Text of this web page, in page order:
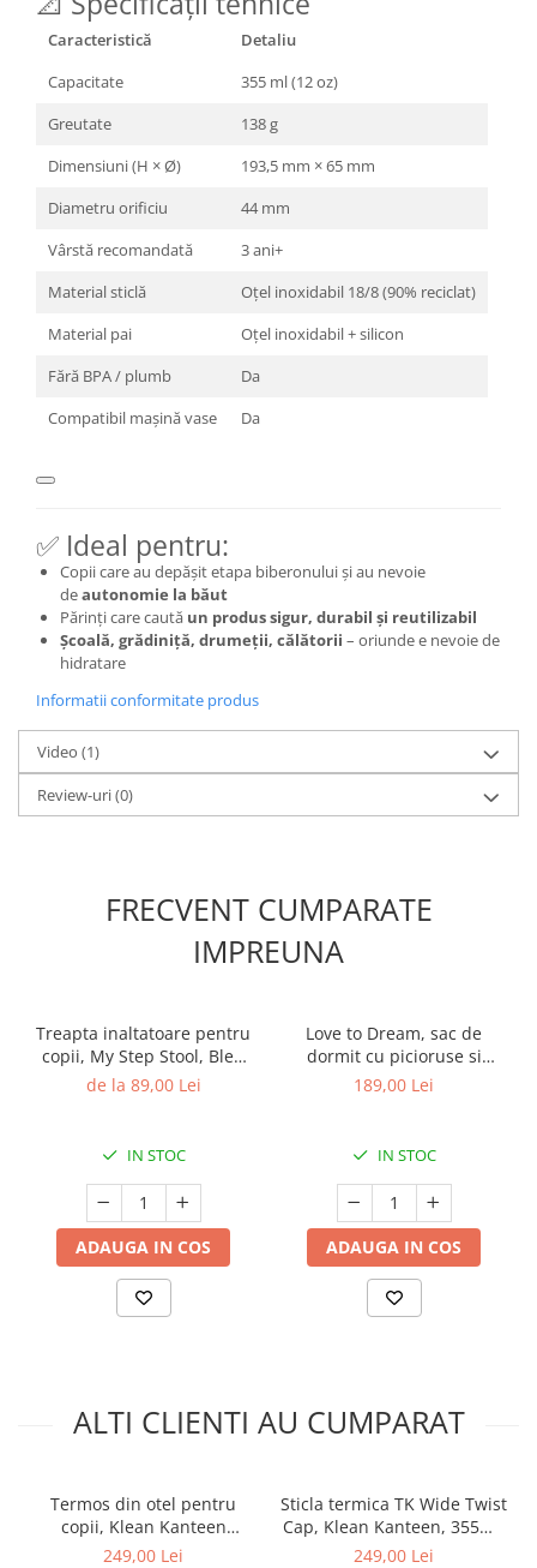
Caracteristică
Detaliu
Capacitate
355 ml (12 oz)
Greutate
138 g
Dimensiuni (H × Ø)
193,5 mm × 65 mm
Diametru orificiu
44 mm
Vârstă recomandată
3 ani+
Material sticlă
Oțel inoxidabil 18/8 (90% reciclat)
Material pai
Oțel inoxidabil + silicon
Fără BPA / plumb
Da
Compatibil mașină vase
Da
✅ Ideal pentru:
Copii care au depășit etapa biberonului și au nevoie
deautonomie la băut
Părinți care caută un produs sigur, durabil și reutilizabil
Școală, grădiniță, drumeții, călătorii – oriunde e nevoie de
hidratare
Informatii conformitate produs
Video (1)
Review-uri(0)
FRECVENT CUMPARATE
IMPREUNA
Treapta inaltatoare pentru
copii, My Step Stool, Bleu
pastel
de la 89,00 Lei
IN STOC
ADAUGA IN COS
Love to Dream, sac de
dormit cu picioruse si
maneca scurta, 1 TOG, 3
189,00 Lei
IN STOC
ADAUGA IN COS
ALTI CLIENTI AU CUMPARAT
Termos din otel pentru
copii, Klean Kanteen
Insulated Kid Classic
249,00 Lei
Sticla termica TK Wide Twist
Cap, Klean Kanteen, 355ml,
Heart Stripe
249,00 Lei